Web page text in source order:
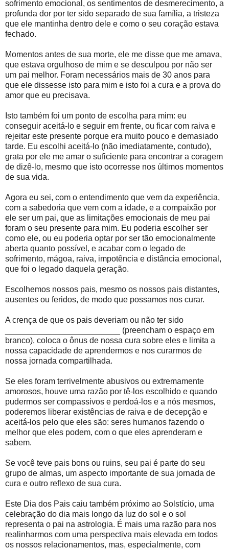
sofrimento emocional, os sentimentos de desmerecimento, a
profunda dor por ter sido separado de sua família, a tristeza
que ele mantinha dentro dele e como o seu coração estava
fechado.
Momentos antes de sua morte, ele me disse que me amava,
que estava orgulhoso de mim e se desculpou por não ser
um pai melhor. Foram necessários mais de 30 anos para
que ele dissesse isto para mim e isto foi a cura e a prova do
amor que eu precisava.
Isto também foi um ponto de escolha para mim: eu
conseguir aceitá-lo e seguir em frente, ou ficar com raiva e
rejeitar este presente porque era muito pouco e demasiado
tarde. Eu escolhi aceitá-lo (não imediatamente, contudo),
grata por ele me amar o suficiente para encontrar a coragem
de dizê-lo, mesmo que isto ocorresse nos últimos momentos
de sua vida.
Agora eu sei, com o entendimento que vem da experiência,
com a sabedoria que vem com a idade, e a compaixão por
ele ser um pai, que as limitações emocionais de meu pai
foram o seu presente para mim. Eu poderia escolher ser
como ele, ou eu poderia optar por ser tão emocionalmente
aberta quanto possível, e acabar com o legado de
sofrimento, mágoa, raiva, impotência e distância emocional,
que foi o legado daquela geração.
Escolhemos nossos pais, mesmo os nossos pais distantes,
ausentes ou feridos, de modo que possamos nos curar.
A crença de que os pais deveriam ou não ter sido
_________________________ (preencham o espaço em
branco), coloca o ônus de nossa cura sobre eles e limita a
nossa capacidade de aprendermos e nos curarmos de
nossa jornada compartilhada.
Se eles foram terrivelmente abusivos ou extremamente
amorosos, houve uma razão por tê-los escolhido e quando
pudermos ser compassivos e perdoá-los e a nós mesmos,
poderemos liberar existências de raiva e de decepção e
aceitá-los pelo que eles são: seres humanos fazendo o
melhor que eles podem, com o que eles aprenderam e
sabem.
Se você teve pais bons ou ruins, seu pai é parte do seu
grupo de almas, um aspecto importante de sua jornada de
cura e outro reflexo de sua cura.
Este Dia dos Pais caiu também próximo ao Solstício, uma
celebração do dia mais longo da luz do sol e o sol
representa o pai na astrologia. É mais uma razão para nos
realinharmos com uma perspectiva mais elevada em todos
os nossos relacionamentos, mas, especialmente, com